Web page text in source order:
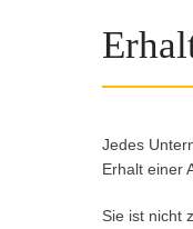
Jedes
Erhalt einer
Sie ist nicht